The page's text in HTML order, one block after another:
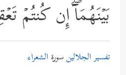
بَیۡنَهُمَاۤۖ إِن كُنتُمۡ
تفسير الجلالينسورة الشعراء